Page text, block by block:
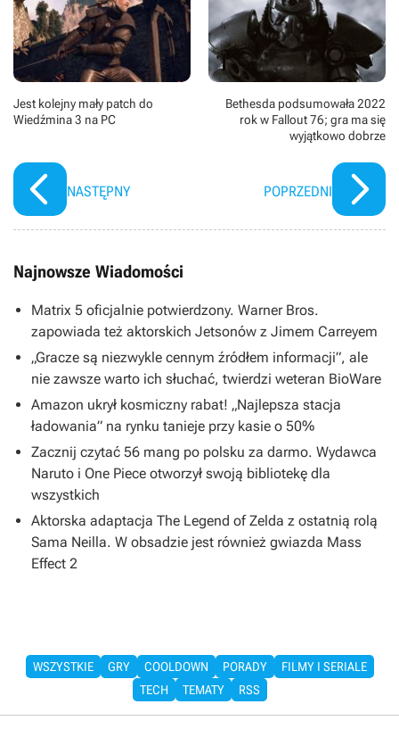
Everett Ross), Olivia Colman oraz Emilia Clarke. Zdjęcia
kręcono m.in. w Los Angeles.
Jest kolejny mały patch do
Wiedźmina 3 na PC
NASTĘPNY
Bethesda podsumowała 2022
rok w Fallout 76; gra ma się
wyjątkowo dobrze
POPRZEDNI
Najnowsze Wiadomości
Matrix 5 oficjalnie potwierdzony. Warner Bros.
zapowiada też aktorskich Jetsonów z Jimem Carreyem
„Gracze są niezwykle cennym źródłem informacji”, ale
nie zawsze warto ich słuchać, twierdzi weteran BioWare
Amazon ukrył kosmiczny rabat! „Najlepsza stacja
ładowania” na rynku tanieje przy kasie o 50%
Zacznij czytać 56 mang po polsku za darmo. Wydawca
Naruto i One Piece otworzył swoją bibliotekę dla
wszystkich
Aktorska adaptacja The Legend of Zelda z ostatnią rolą
Sama Neilla. W obsadzie jest również gwiazda Mass
Effect 2
WSZYSTKIE GRY COOLDOWN PORADY
FILMY I SERIALE
TECH
TEMATY RSS